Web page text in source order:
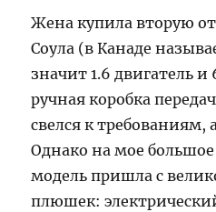
Жена купила вторую
Соула (в Канаде
значит 1.6 двигатель и
ручная коробка
свелся к требованиям,
Однако на мое
модель пришла с
плюшек: